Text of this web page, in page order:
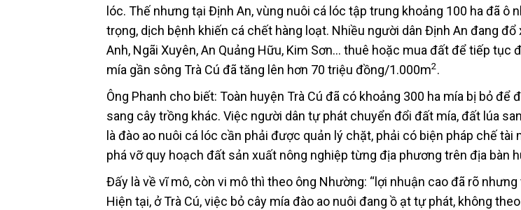
lóc. Thế nhưng tại Định An, vùng nuôi cá lóc tập trung khoảng 100 ha đã ô
trọng, dịch bệnh khiến cá chết hàng loạt. Nhiều người dân Định An đang đổ
Anh, Ngãi Xuyên, An Quảng Hữu, Kim Sơn… thuê hoặc mua đất để tiếp tục
mía gần sông Trà Cú đã tăng lên hơn 70 triệu đồng/1.000m2.
Ông Phanh cho biết: Toàn huyện Trà Cú đã có khoảng 300 ha mía bị bỏ để
sang cây trồng khác. Việc người dân tự phát chuyển đổi đất mía, đất lúa
là đào ao nuôi cá lóc cần phải được quản lý chặt, phải có biện pháp chế tài
phá vỡ quy hoạch đất sản xuất nông nghiệp từng địa phương trên địa bàn
Đấy là về vĩ mô, còn vi mô thì theo ông Nhường: “lợi nhuận cao đã rõ
Hiện tại, ở Trà Cú, việc bỏ cây mía đào ao nuôi đang ồ ạt tự phát, không